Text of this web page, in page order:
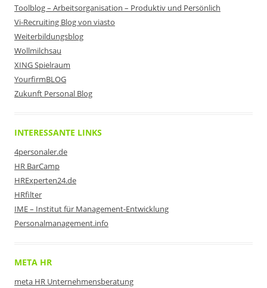
Toolblog – Arbeitsorganisation – Produktiv und Persönlich
Vi-Recruiting Blog von viasto
Weiterbildungsblog
Wollmilchsau
XING Spielraum
YourfirmBLOG
Zukunft Personal Blog
INTERESSANTE LINKS
4personaler.de
HR BarCamp
HRExperten24.de
HRfilter
IME – Institut für Management-Entwicklung
Personalmanagement.info
META HR
meta HR Unternehmensberatung